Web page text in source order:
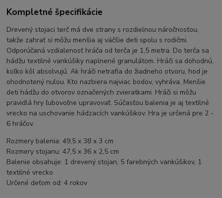
Kompletné špecifikácie
Drevený stojaci terč má dve strany s rozdielnou náročnosťou,
takže zahrať si môžu menšia aj väčšie deti spolu s rodičmi.
Odporúčaná vzdialenosť hráča od terča je 1,5 metra. Do terča sa
hádžu textilné vankúšiky naplnené granulátom. Hráči sa dohodnú,
koľko kôl absolvujú. Ak hráči netrafia do žiadneho otvoru, hod je
ohodnotený nulou. Kto nazbiera najviac bodov, vyhráva. Menšie
deti hádžu do otvorov označených zvieratkami. Hráči si môžu
pravidlá hry ľubovoľne upravovať. Súčasťou balenia je aj textilné
vrecko na uschovanie hádzacích vankúšikov. Hra je určená pre 2 -
6 hráčov.
Rozmery balenia: 49,5 x 38 x 3 cm
Rozmery stojanu: 47,5 x 36 x 2,5 cm
Balenie obsahuje: 1 drevený stojan, 5 farebných vankúšikov, 1
textilné vrecko
Určené deťom od: 4 rokov